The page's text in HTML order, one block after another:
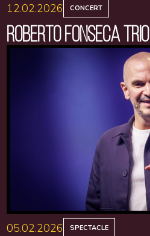
12.02.2026 CONCERT
ROBERTO FONSECA TRIO
05.02.2026 SPECTACLE